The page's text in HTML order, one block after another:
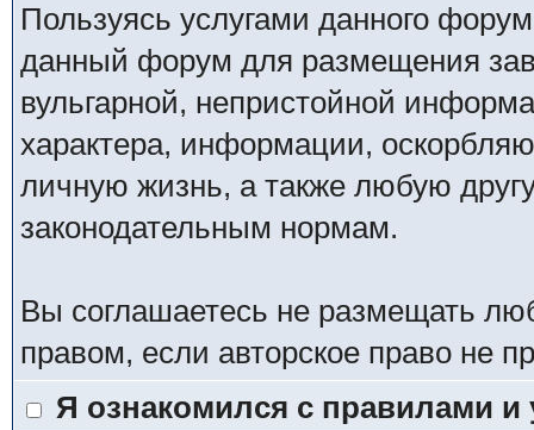
Пользуясь услугами данного
данный форум для размещения
вульгарной, непристойной
характера, информации,
личную жизнь, а также любую
законодательным нормам.
Вы соглашаетесь не размещать
правом, если авторское право не
Я ознакомился с правилами